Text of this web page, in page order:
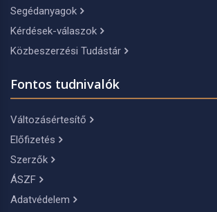
Segédanyagok
Kérdések-válaszok
Közbeszerzési Tudástár
Fontos tudnivalók
Változásértesítő
Előfizetés
Szerzők
ÁSZF
Adatvédelem